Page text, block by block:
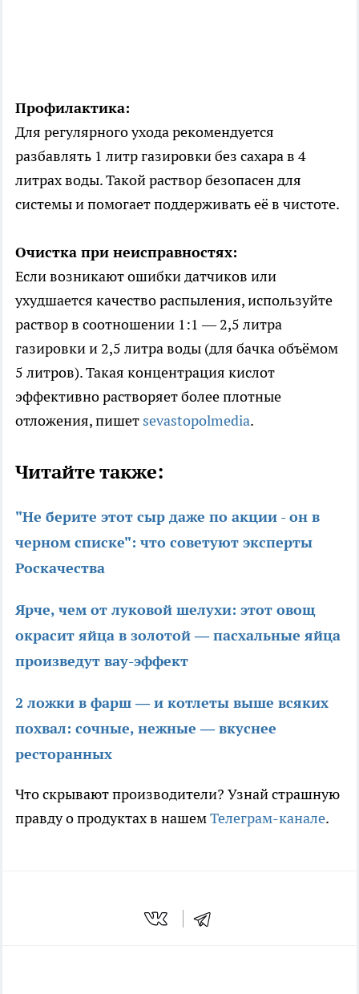
Профилактика:
Для регулярного ухода рекомендуется
разбавлять 1 литр газировки без сахара в 4
литрах воды. Такой раствор безопасен для
системы и помогает поддерживать её в чистоте.
Очистка при неисправностях:
Если возникают ошибки датчиков или
ухудшается качество распыления, используйте
раствор в соотношении 1:1 — 2,5 литра
газировки и 2,5 литра воды (для бачка объёмом
5 литров). Такая концентрация кислот
эффективно растворяет более плотные
отложения, пишет sevastopolmedia.
Читайте также:
"Не берите этот сыр даже по акции - он в
черном списке": что советуют эксперты
Роскачества
Ярче, чем от луковой шелухи: этот овощ
окрасит яйца в золотой — пасхальные яйца
произведут вау-эффект
2 ложки в фарш — и котлеты выше всяких
похвал: сочные, нежные — вкуснее
ресторанных
Что скрывают производители? Узнай страшную
правду о продуктах в нашемТелеграм-канале.